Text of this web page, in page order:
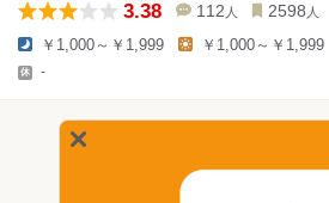
3.38 112 人 2598 人
￥1,000～￥1,999 ￥1,000～￥1,999
-